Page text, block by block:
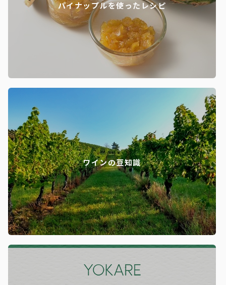
パイナップルを使ったレシピ
ワインの豆知識